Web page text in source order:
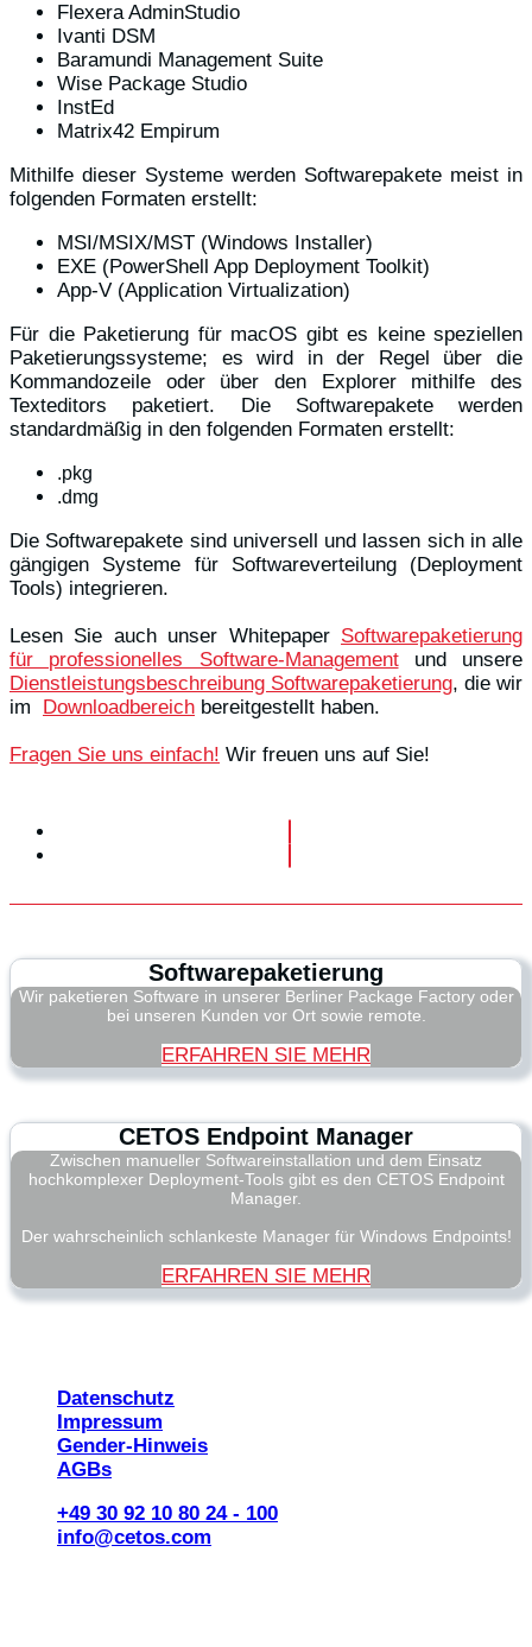
Flexera AdminStudio
Ivanti DSM
Baramundi Management Suite
Wise Package Studio
InstEd
Matrix42 Empirum
Mithilfe dieser Systeme werden Softwarepakete meist in
folgenden Formaten erstellt:
MSI/MSIX/MST (Windows Installer)
EXE (PowerShell App Deployment Toolkit)
App-V (Application Virtualization)
Für die Paketierung für macOS gibt es keine speziellen
Paketierungssysteme; es wird in der Regel über die
Kommandozeile oder über den Explorer mithilfe des
Texteditors paketiert. Die Softwarepakete werden
standardmäßig in den folgenden Formaten erstellt:
.pkg
.dmg
Die Softwarepakete sind universell und lassen sich in alle
gängigen Systeme für Softwareverteilung (Deployment
Tools) integrieren.
Lesen Sie auch unser Whitepaper Softwarepaketierung
für professionelles Software-Managementund unsere
Dienstleistungsbeschreibung Softwarepaketierung, die wir
im Downloadbereich bereitgestellt haben.
Fragen Sie uns einfach! Wir freuen uns auf Sie!
Softwarepaketierung
Wir paketieren Software in unserer Berliner Package Factory oder
bei unseren Kunden vor Ort sowie remote.
ERFAHREN SIE MEHR
CETOS Endpoint Manager
Zwischen manueller Softwareinstallation und dem Einsatz
hochkomplexer Deployment-Tools gibt es den CETOS Endpoint
Manager.
Der wahrscheinlich schlankeste Manager für Windows Endpoints!
ERFAHREN SIE MEHR
Datenschutz
Impressum
Gender-Hinweis
AGBs
+49 30 92 10 80 24 - 100
info@cetos.com